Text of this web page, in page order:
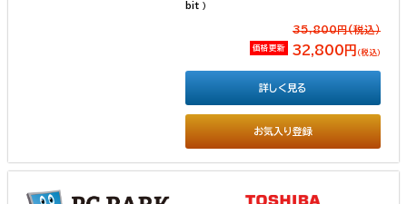
bit ）
35,800円(税込）
価格更新 32,800円 （税込）
お気入り登録
詳しく見る